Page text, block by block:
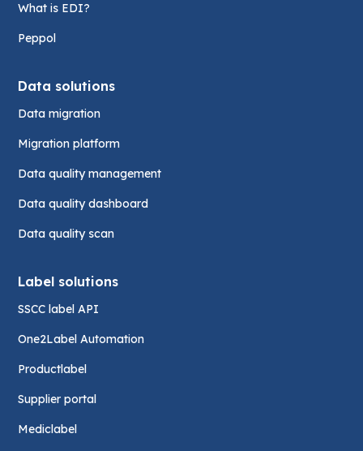
What is EDI?
Peppol
Data solutions
Data migration
Migration platform
Data quality management
Data quality dashboard
Data quality scan
Label solutions
SSCC label API
One2Label Automation
Productlabel
Supplier portal
Mediclabel